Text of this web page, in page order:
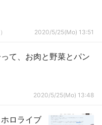
2020/5/25(Mo) 13:51
て、お肉と野菜とパン
2020/5/25(Mo) 13:48
ロライブ